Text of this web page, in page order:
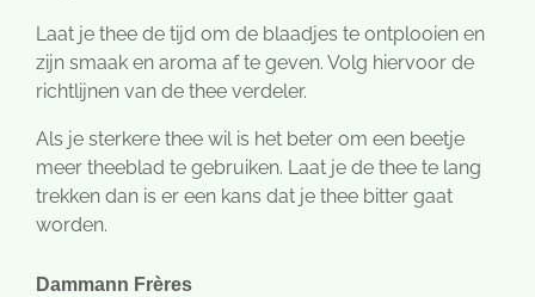
Laat je thee de tijd om de blaadjes te ontplooien en
zijn smaak en aroma af te geven. Volg hiervoor de
richtlijnen van de thee verdeler.
Als je sterkere thee wil is het beter om een beetje
meer theeblad te gebruiken. Laat je de thee te lang
trekken dan is er een kans dat je thee bitter gaat
worden.
Dammann Frères